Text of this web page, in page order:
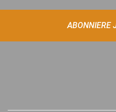
ABONNIERE